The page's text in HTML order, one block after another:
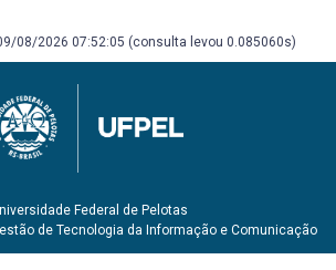
08/2026 07:52:05 (consulta levou 0.085060s)
Federal de Pelotas
de Tecnologia da Informação e Comunicação